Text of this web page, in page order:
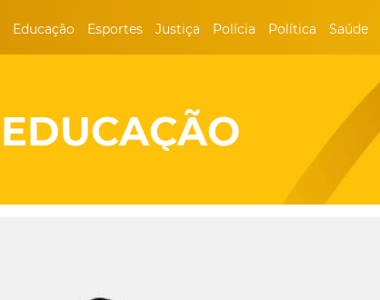
Educação Esportes Justiça Polícia Política Saúde
EDUCAÇÃO